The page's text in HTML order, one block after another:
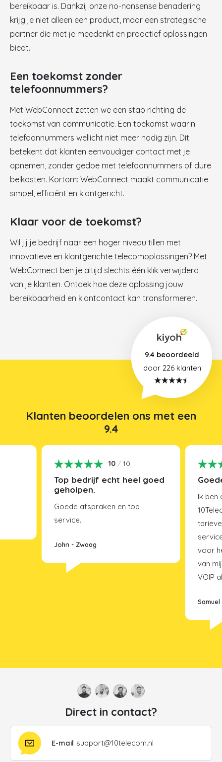
bereikbaar is. Dankzij onze no-nonsense benadering
krijg je niet alleen een product, maar een strategische
partner die met je meedenkt en proactief oplossingen
biedt.
Een toekomst zonder
telefoonnummers?
Met WebConnect zetten we een stap richting de
toekomst van communicatie. Een toekomst waarin
telefoonnummers wellicht niet meer nodig zijn. Dit
betekent dat klanten eenvoudiger contact met je
opnemen, zonder gedoe met telefoonnummers of dure
belkosten. Kortom: WebConnect maakt communicatie
simpel, efficiënt en klantgericht.
Klaar voor de toekomst?
Wil jij je bedrijf naar een hoger niveau tillen met
innovatieve en klantgerichte telecomoplossingen? Met
WebConnect ben je altijd slechts één klik verwijderd
van je klanten. Ontdek hoe deze oplossing jouw
bereikbaarheid en klantcontact kan transformeren.
9.4 beoordeeld
door 226klanten
Klanten beoordelen ons met een
9.4
10 /10
Top bedrijf echt heel goed
geholpen.
Goede afspraken en top
service.
John - Zwaag
Ik ben
voor
van
VOIP
Samuel
Direct in contact?
E-mail support@10telecom.nl